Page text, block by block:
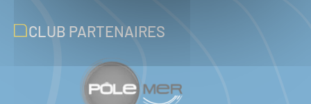
CLUB PARTENAIRES